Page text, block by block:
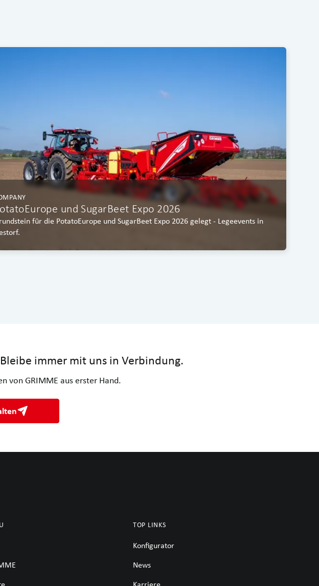
und SugarBeet Expo 2026
für die PotatoEurope und SugarBeet Expo 2026 gelegt - Legeevents in
immer mit uns in Verbindung.
von GRIMME aus erster Hand.
TOP LINKS
Konfigurator
News